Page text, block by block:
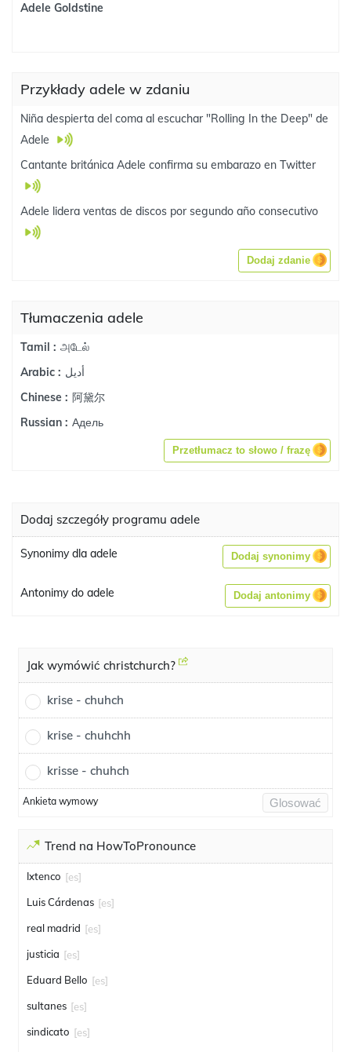
Adele Goldstine
Przykłady adele w zdaniu
Niña despierta del coma al escuchar "Rolling In the Deep" de
Adele
Cantante británica Adele confirma su embarazo en Twitter
Adele lidera ventas de discos por segundo año consecutivo
Dodaj zdanie
Tłumaczenia adele
Tamil : அடேல்
Arabic : أديل
Chinese : 阿黛尔
Russian : Адель
Przetłumacz to słowo / frazę
Dodaj szczegóły programu adele
Synonimy dla adele Dodaj synonimy
Antonimy do adele Dodaj antonimy
Jak wymówić christchurch?
krise - chuhch
krise - chuhchh
krisse - chuhch
Ankieta wymowy Glosować
Trend na HowToPronounce
Ixtenco [es]
Luis Cárdenas [es]
real madrid [es]
justicia [es]
Eduard Bello [es]
sultanes [es]
sindicato [es]